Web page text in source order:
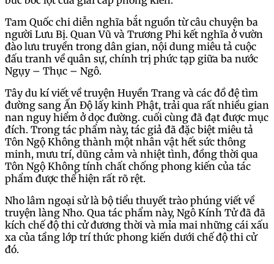
Tam Quốc chi diễn nghĩa bắt nguồn từ câu chuyện ba
người Lưu Bị. Quan Vũ và Trương Phi kết nghĩa ở vườn
đào lưu truyền trong dân gian, nội dung miêu tả cuộc
đấu tranh về quân sự, chính trị phức tạp giữa ba nước
Ngụy – Thục – Ngô.
Tây du kí viết về truyện Huyền Trang và các đồ đệ tìm
đường sang Ấn Độ lấy kinh Phật, trải qua rất nhiều gian
nan nguy hiểm ở dọc đường. cuối cùng đã đạt được mục
đích. Trong tác phẩm này, tác giả đã đặc biệt miêu tả
Tôn Ngộ Không thành một nhân vật hết sức thông
minh, mưu trí, dũng cảm và nhiệt tình, đồng thời qua
Tôn Ngộ Không tính chất chống phong kiến của tác
phẩm được thể hiện rất rõ rệt.
Nho lâm ngoại sử là bộ tiểu thuyết trào phúng viết về
truyện làng Nho. Qua tác phẩm này, Ngô Kính Tử đã đã
kích chế độ thi cử đương thời và mỉa mai những cái xấu
xa của tầng lớp trí thức phong kiến dưới chế độ thi cử
đó.